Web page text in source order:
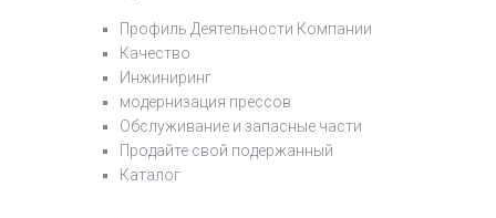
Профиль Деятельности Компании
Качество
Инжиниринг
модернизация прессов
Обслуживание и запасные части
Продайте свой подержанный
Каталог